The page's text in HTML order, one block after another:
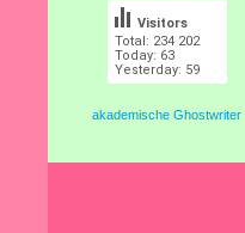
Total: 234 202
Today: 63
Yesterday: 59
Visitors
akademische Ghostwriter